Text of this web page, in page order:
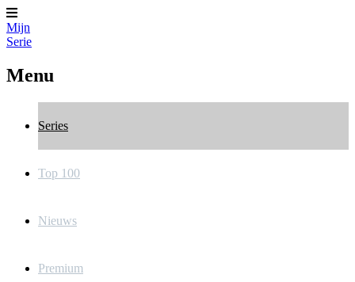
Mijn
Serie
Menu
Series
Top 100
Nieuws
Premium